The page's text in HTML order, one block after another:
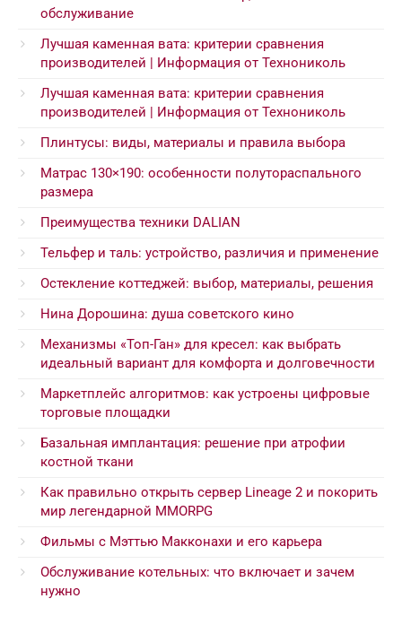
обслуживание
Лучшая каменная вата: критерии сравнения
производителей | Информация от Технониколь
Лучшая каменная вата: критерии сравнения
производителей | Информация от Технониколь
Плинтусы: виды, материалы и правила выбора
Матрас 130×190: особенности полутораспального
размера
Преимущества техники DALIAN
Тельфер и таль: устройство, различия и применение
Остекление коттеджей: выбор, материалы, решения
Нина Дорошина: душа советского кино
Механизмы «Топ-Ган» для кресел: как выбрать
идеальный вариант для комфорта и долговечности
Маркетплейс алгоритмов: как устроены цифровые
торговые площадки
Базальная имплантация: решение при атрофии
костной ткани
Как правильно открыть сервер Lineage 2 и покорить
мир легендарной MMORPG
Фильмы с Мэттью Макконахи и его карьера
Обслуживание котельных: что включает и зачем
нужно